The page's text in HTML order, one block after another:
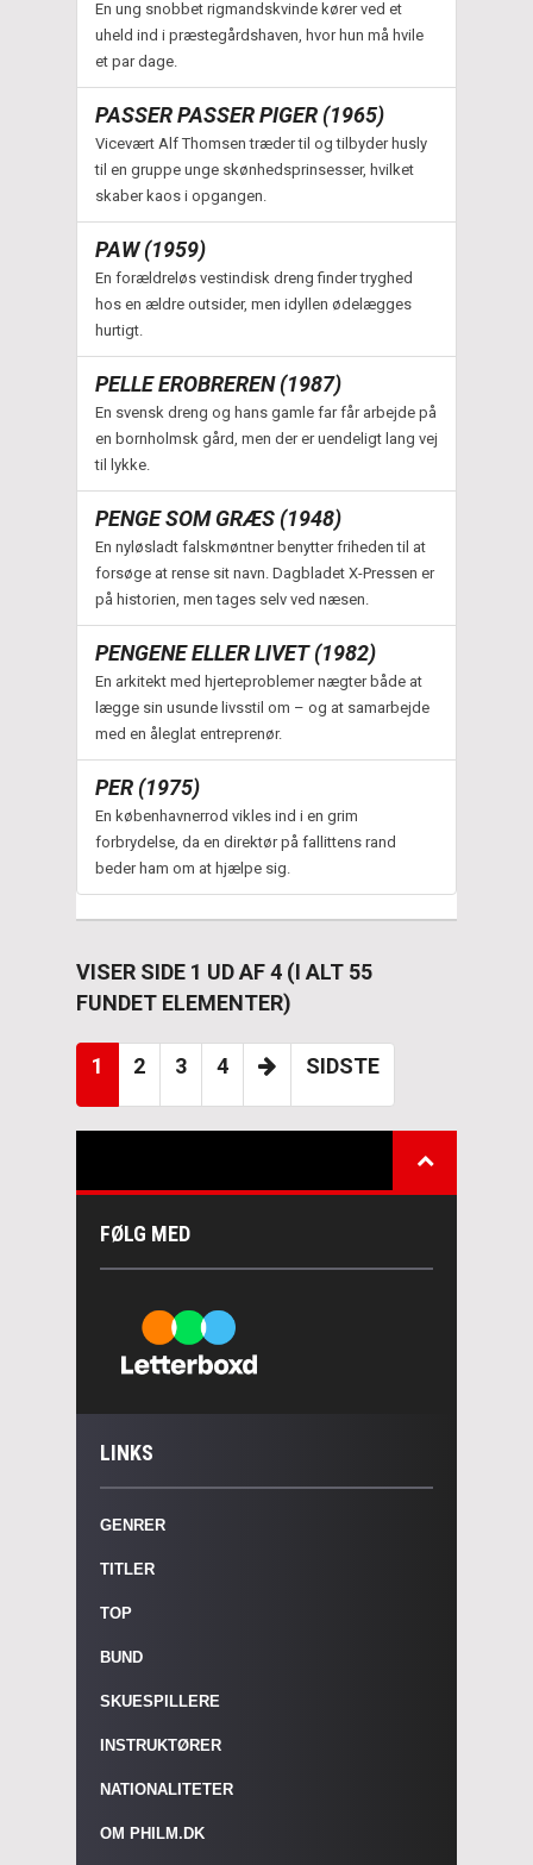
En ung snobbet rigmandskvinde kører ved et
uheld ind i præstegårdshaven, hvor hun må hvile
et par dage.
PASSER PASSER PIGER (1965)
Vicevært Alf Thomsen træder til og tilbyder husly
til en gruppe unge skønhedsprinsesser, hvilket
skaber kaos i opgangen.
PAW (1959)
En forældreløs vestindisk dreng finder tryghed
hos en ældre outsider, men idyllen ødelægges
hurtigt.
PELLE EROBREREN (1987)
En svensk dreng og hans gamle far får arbejde på
en bornholmsk gård, men der er uendeligt lang vej
til lykke.
PENGE SOM GRÆS (1948)
En nyløsladt falskmøntner benytter friheden til at
forsøge at rense sit navn. Dagbladet X-Pressen er
på historien, men tages selv ved næsen.
PENGENE ELLER LIVET (1982)
En arkitekt med hjerteproblemer nægter både at
lægge sin usunde livsstil om – og at samarbejde
med en åleglat entreprenør.
PER (1975)
En københavnerrod vikles ind i en grim
forbrydelse, da en direktør på fallittens rand
beder ham om at hjælpe sig.
VISER SIDE 1 UD AF 4 (I ALT 55
FUNDET ELEMENTER)
1 2 3 4 SIDSTE
FØLG MED
LINKS
GENRER
TITLER
TOP
BUND
SKUESPILLERE
INSTRUKTØRER
NATIONALITETER
OM PHILM.DK